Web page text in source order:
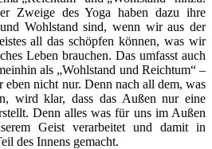
Zweige des Yoga haben dazu ihre
Wohlstand sind, wenn wir aus der
all das schöpfen können, was wir
Leben brauchen. Das umfasst auch
als „Wohlstand und Reichtum“ –
eben nicht nur. Denn nach all dem, was
wird klar, dass das Außen nur eine
Denn alles was für uns im Außen
Geist verarbeitet und damit in
des Innens gemacht.